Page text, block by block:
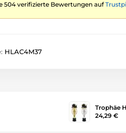
504 verifizierte Bewertungen auf
HLAC4M37
Trophäe
24,29 €